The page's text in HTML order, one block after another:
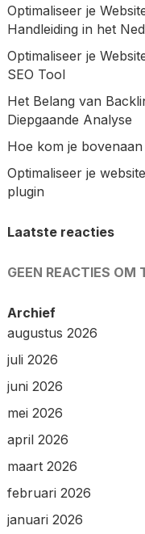
Optimaliseer je
Handleiding in het
Optimaliseer je
SEO Tool
Het Belang van
Diepgaande Analyse
Hoe kom je
Optimaliseer je
plugin
Laatste reacties
GEEN REACTIES OM
Archief
augustus 2026
juli 2026
juni 2026
mei 2026
april 2026
maart 2026
februari 2026
januari 2026